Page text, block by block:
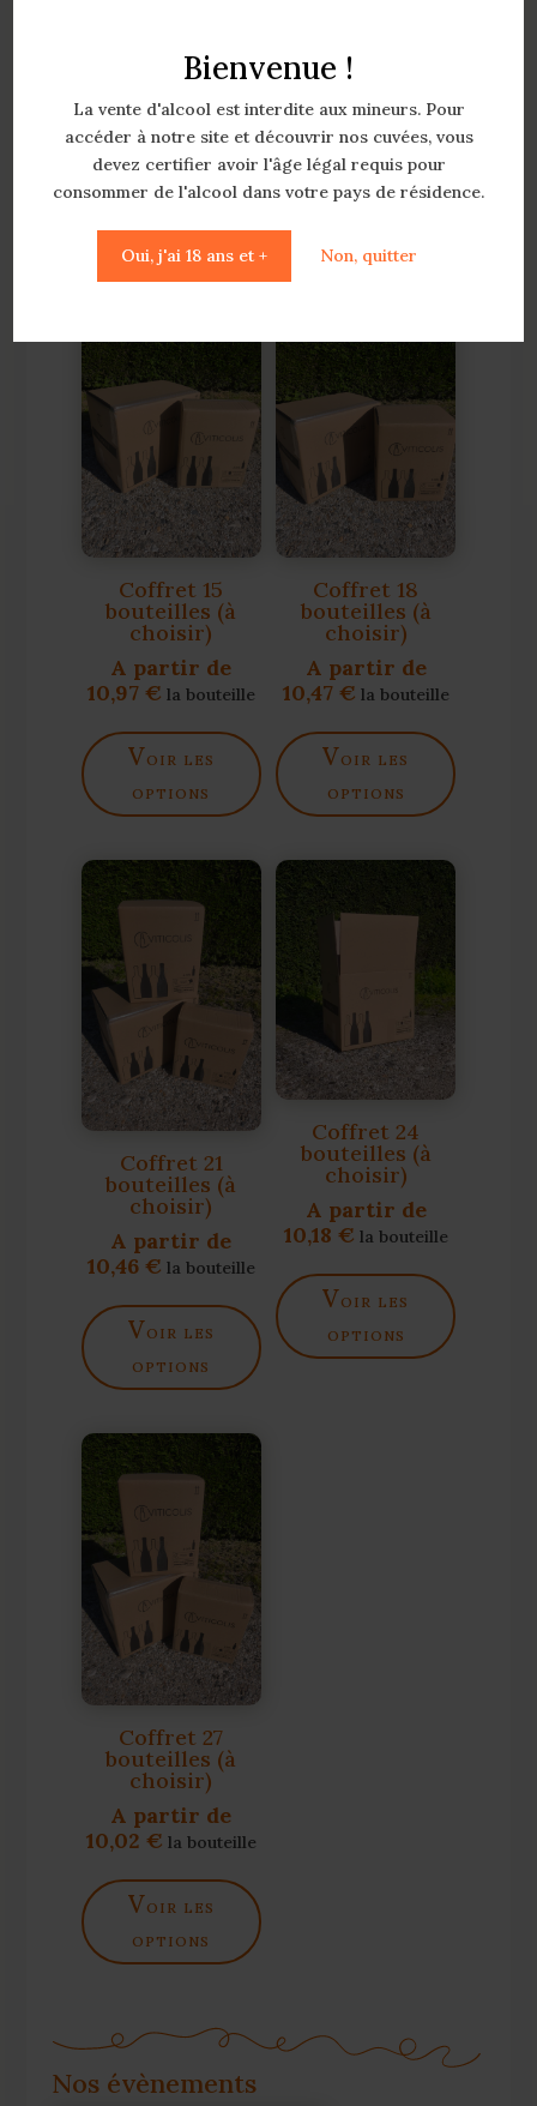
Bienvenue !
La vente d'alcool est interdite aux mineurs. Pour
accéder à notre site et découvrir nos cuvées, vous
devez certifier avoir l'âge légal requis pour
consommer de l'alcool dans votre pays de résidence.
Oui, j'ai 18 ans et + Non, quitter
choisir)
11,56€ la bouteille
voir les
A partir de
10,70 €
voir les
options
Coffret 15
bouteilles (à
choisir)
A partir de
10,97 € la bouteille
voir les
options
Coffret 18
bouteilles (à
choisir)
A partir de
10,47 € la bouteille
voir les
options
Coffret 21
bouteilles (à
choisir)
A partir de
10,46 € la bouteille
voir les
options
Coffret 24
bouteilles (à
choisir)
A partir de
10,18 € la bouteille
voir les
options
Coffret 27
bouteilles (à
choisir)
A partir de
10,02 € la bouteille
voir les
options
Nos évènements